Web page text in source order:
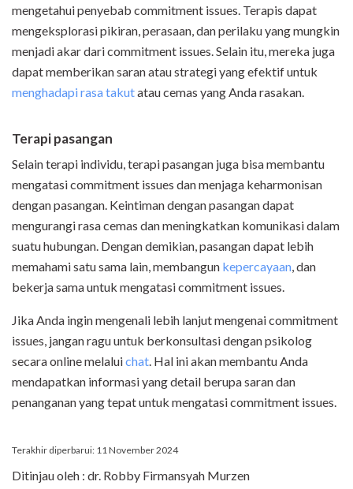
mengetahui penyebab commitment issues. Terapis dapat
mengeksplorasi pikiran, perasaan, dan perilaku yang mungkin
menjadi akar dari commitment issues. Selain itu, mereka juga
dapat memberikan saran atau strategi yang efektif untuk
menghadapi rasa takutatau cemas yang Anda rasakan.
Terapi pasangan
Selain terapi individu, terapi pasangan juga bisa membantu
mengatasi commitment issues dan menjaga keharmonisan
dengan pasangan. Keintiman dengan pasangan dapat
mengurangi rasa cemas dan meningkatkan komunikasi dalam
suatu hubungan. Dengan demikian, pasangan dapat lebih
memahami satu sama lain, membangun kepercayaan, dan
bekerja sama untuk mengatasi commitment issues.
Jika Anda ingin mengenali lebih lanjut mengenai commitment
issues, jangan ragu untuk berkonsultasi dengan psikolog
secara online melaluichat. Hal ini akan membantu Anda
mendapatkan informasi yang detail berupa saran dan
penanganan yang tepat untuk mengatasi commitment issues.
Terakhir diperbarui: 11 November 2024